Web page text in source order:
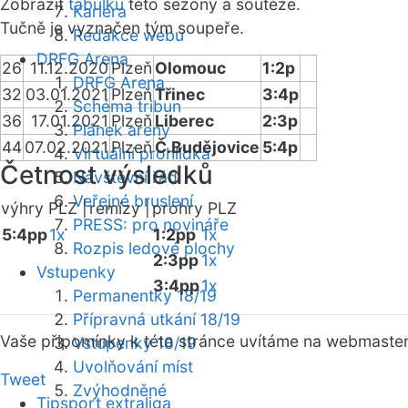
Kariéra
Redakce webu
DRFG Arena
DRFG Arena
Schéma tribun
Plánek areny
Virtuální prohlídka
Návštěvní řád
Veřejné bruslení
PRESS: pro novináře
Rozpis ledové plochy
Vstupenky
Permanentky 18/19
Přípravná utkání 18/19
Vstupenky 18/19
Uvolňování míst
Zvýhodněné
Zobrazit tabulku této sezóny a soutěže.
Tučně je vyznačen tým soupeře.
26 11.12.2020Plzeň Olomouc
1:2p
32 03.01.2021PlzeňTřinec
3:4p
36 17.01.2021 Plzeň Liberec
2:3p
4407.02.2021PlzeňČ.Budějovice 5:4p
Četnost výsledků
výhry PLZ |remízy | prohry PLZ
5:4pp1x 1:2pp 1x
2:3pp1x
3:4pp1x
Vaše připomínky k této stránce uvítáme na webmaster
Tweet
Tipsport extraliga